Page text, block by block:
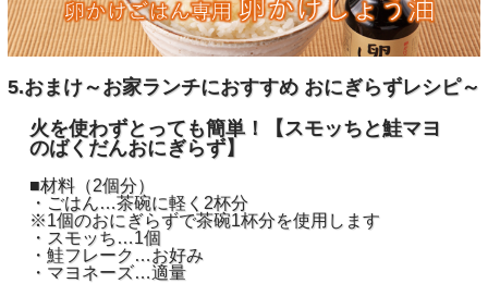
5.おまけ～お家ランチにおすすめ おにぎらずレシピ～
火を使わずとっても簡単！
【スモッちと鮭マヨ
のばくだんおにぎらず】
■材料（2個分）
・ごはん…茶碗に軽く2杯分
※1個のおにぎらずで茶碗1杯分を使用します
・スモッち…1個
・鮭フレーク…お好み
・マヨネーズ…適量